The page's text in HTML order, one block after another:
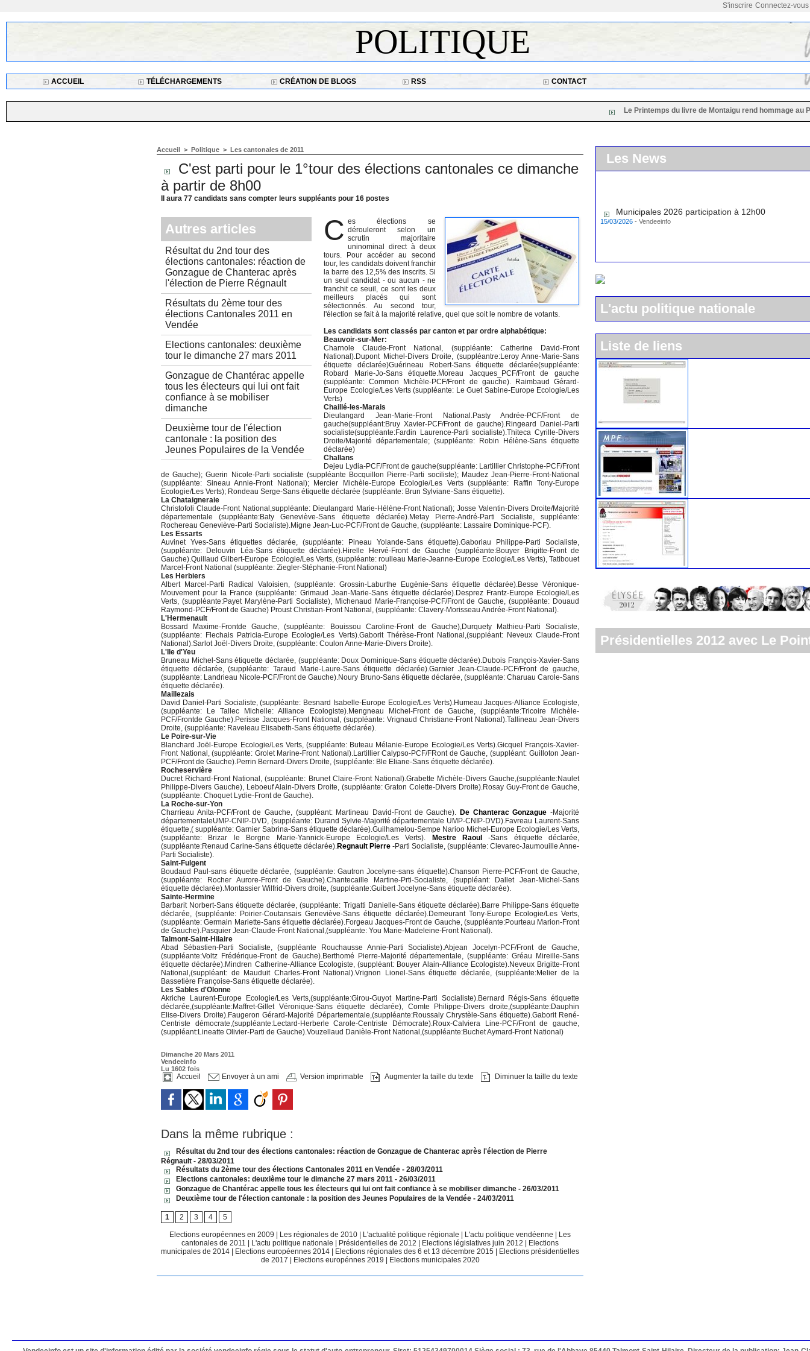
Connectez-vous
S'inscrire
POLITIQUE
ACCUEIL TÉLÉCHARGEMENTS CRÉATION DE BLOGS RSS CONTACT
Le Printemps du livre de Montaigu rend hommage au
Accueil > Politique > Les cantonales de 2011
C'est parti pour le 1°tour des élections cantonales ce dimanche
à partir de 8h00
Il aura 77 candidats sans compter leurs suppléants pour 16 postes
Autres articles
Résultat du 2nd tour des
élections cantonales: réaction de
Gonzague de Chanterac après
l'élection de Pierre Régnault
Résultats du 2ème tour des
élections Cantonales 2011 en
Vendée
Elections cantonales: deuxième
tour le dimanche 27 mars 2011
Gonzague de Chantérac appelle
tous les électeurs qui lui ont fait
confiance à se mobiliser
dimanche
Deuxième tour de l'élection
cantonale : la position des
Jeunes Populaires de la Vendée
C es élections se
dérouleront selon un
scrutin majoritaire
uninominal direct à deux
tours. Pour accéder au second
tour, les candidats doivent franchir
la barre des 12,5% des inscrits. Si
un seul candidat - ou aucun - ne
franchit ce seuil, ce sont les deux
meilleurs placés qui sont
sélectionnés. Au second tour,
l'élection se fait à la majorité relative, quel que soit le nombre de votants.
Les candidats sont classés par canton et par ordre alphabétique:
Beauvoir-sur-Mer:
Charnole Claude-Front National, (suppléante: Catherine David-Front
National).Dupont Michel-Divers Droite, (suppléantre:Leroy Anne-Marie-Sans
étiquette déclarée)Guérineau Robert-Sans étiquette déclarée(suppléante:
Robard Marie-Jo-Sans étiquette.Moreau Jacques_PCF/Front de gauche
(suppléante: Common Michèle-PCF/Front de gauche). Raimbaud Gérard-
Europe Ecologie/Les Verts (suppléante: Le Guet Sabine-Europe Ecologie/Les
Verts)
Chaillé-les-Marais
Dieulangard Jean-Marie-Front National.Pasty Andrée-PCF/Front de
gauche(suppléant:Bruy Xavier-PCF/Front de gauche).Ringeard Daniel-Parti
socialiste(suppléante:Fardin Laurence-Parti socialiste).Thiteca Cyrille-Divers
Droite/Majorité départementale; (suppléante: Robin Hélène-Sans étiquette
déclarée)
Challans
Dejeu Lydia-PCF/Front de gauche(suppléante: Lartillier Christophe-PCF/Front
de Gauche); Guerin Nicole-Parti socialiste (suppléante Bocquillon Pierre-Parti sociliste); Maudez Jean-Pierre-Front-National
(suppléante: Sineau Annie-Front National); Mercier Michèle-Europe Ecologie/Les Verts (suppléante: Raffin Tony-Europe
Ecologie/Les Verts); Rondeau Serge-Sans étiquette déclarée (suppléante: Brun Sylviane-Sans étiquette).
La Chataigneraie
Christofoli Claude-Front National,suppléante: Dieulangard Marie-Hélène-Front National); Josse Valentin-Divers Droite/Majorité
départementale (suppléante:Baty Geneviève-Sans étiquette déclarée).Metay Pierre-André-Parti Socialiste, suppléante:
Rochereau Geneviève-Parti Socialiste).Migne Jean-Luc-PCF/Front de Gauche, (suppléante: Lassaire Dominique-PCF).
Les Essarts
Auvinet Yves-Sans étiquettes déclarée, (suppléante: Pineau Yolande-Sans étiquette).Gaboriau Philippe-Parti Socialiste,
(suppléante: Delouvin Léa-Sans étiquette déclarée).Hirelle Hervé-Front de Gauche (suppléante:Bouyer Brigitte-Front de
Gauche).Quillaud Gilbert-Europe Ecologie/Les Verts, (suppléante: roulleau Marie-Jeanne-Europe Ecologie/Les Verts), Tatibouet
Marcel-Front National (suppléante: Ziegler-Stéphanie-Front National)
Les Herbiers
Albert Marcel-Parti Radical Valoisien, (suppléante: Grossin-Laburthe Eugènie-Sans étiquette déclarée).Besse Véronique-
Mouvement pour la France (suppléante: Grimaud Jean-Marie-Sans étiquette déclarée).Desprez Frantz-Europe Ecologie/Les
Verts, (suppléante:Payet Marylène-Parti Socialiste), Michenaud Marie-Françoise-PCF/Front de Gauche, (suppléante: Douaud
Raymond-PCF/Front de Gauche) Proust Christian-Front National, (suppléante: Clavery-Morisseau Andrée-Front National).
L'Hermenault
Bossard Maxime-Frontde Gauche, (suppléante: Bouissou Caroline-Front de Gauche),Durquety Mathieu-Parti Socialiste,
(suppléante: Flechais Patricia-Europe Ecologie/Les Verts).Gaborit Thérèse-Front National,(suppléant: Neveux Claude-Front
National).Sarlot Joël-Divers Droite, (suppléante: Coulon Anne-Marie-Divers Droite).
L'Ile d'Yeu
Bruneau Michel-Sans étiquette déclarée, (suppléante: Doux Dominique-Sans étiquette déclarée).Dubois François-Xavier-Sans
étiquette déclarée, (suppléante: Taraud Marie-Laure-Sans étiquette déclarée).Garnier Jean-Claude-PCF/Front de gauche,
(suppléante: Landrieau Nicole-PCF/Front de Gauche).Noury Bruno-Sans étiquette déclarée, (suppléante: Charuau Carole-Sans
étiquette déclarée).
Maillezais
David Daniel-Parti Socialiste, (suppléante: Besnard Isabelle-Europe Ecologie/Les Verts).Humeau Jacques-Alliance Ecologiste,
(suppléante: Le Tallec Michelle: Alliance Ecologiste).Mengneau Michel-Front de Gauche, (suppléante:Tricoire Michèle-
PCF/Frontde Gauche).Perisse Jacques-Front National, (suppléante: Vrignaud Christiane-Front National).Tallineau Jean-Divers
Droite, (suppléante: Raveleau Elisabeth-Sans étiquette déclarée).
Le Poire-sur-Vie
Blanchard Joël-Europe Ecologie/Les Verts, (suppléante: Buteau Mélanie-Europe Ecologie/Les Verts).Gicquel François-Xavier-
Front National, (suppléante: Grolet Marine-Front National).Lartillier Calypso-PCF/FRont de Gauche, (suppléant: Guilloton Jean-
PCF/Front de Gauche).Perrin Bernard-Divers Droite, (suppléante: Ble Eliane-Sans étiquette déclarée).
Rocheservière
Ducret Richard-Front National, (suppléante: Brunet Claire-Front National).Grabette Michèle-Divers Gauche,(suppléante:Naulet
Philippe-Divers Gauche), Leboeuf Alain-Divers Droite, (suppléante: Graton Colette-Divers Droite).Rosay Guy-Front de Gauche,
(suppléante: Choquet Lydie-Front de Gauche).
La Roche-sur-Yon
Charrieau Anita-PCF/Front de Gauche, (suppléant: Martineau David-Front de Gauche). De Chanterac Gonzague -Majorité
départementaleUMP-CNIP-DVD, (suppléante: Durand Sylvie-Majorité départementale UMP-CNIP-DVD).Favreau Laurent-Sans
étiquette,( suppléante: Garnier Sabrina-Sans étiquette déclarée).Guilhamelou-Sempe Narioo Michel-Europe Ecologie/Les Verts,
(suppléante: Brizar le Borgne Marie-Yannick-Europe Ecologie/Les Verts). Mestre Raoul
-Sans étiquette déclarée,
(suppléante:Renaud Carine-Sans étiquette déclarée).Regnault Pierre -Parti Socialiste, (suppléante: Clevarec-Jaumouille Anne-
Parti Socialiste).
Saint-Fulgent
Boudaud Paul-sans étiquette déclarée, (suppléante: Gautron Jocelyne-sans étiquette).Chanson Pierre-PCF/Front de Gauche,
(suppléante: Rocher Aurore-Front de Gauche).Chantecaille Martine-Prti-Socialiste, (suppléant: Dallet Jean-Michel-Sans
étiquette déclarée).Montassier Wilfrid-Divers droite, (suppléante:Guibert Jocelyne-Sans étiquette déclarée).
Sainte-Hermine
Barbarit Norbert-Sans étiquette déclarée, (suppléante: Trigatti Danielle-Sans étiquette déclarée).Barre Philippe-Sans étiquette
déclarée, (suppléante: Poirier-Coutansais Geneviève-Sans étiquette déclarée).Demeurant Tony-Europe Ecologie/Les Verts,
(suppléante: Germain Mariette-Sans étiquette déclarée).Forgeau Jacques-Front de Gauche, (suppléante:Pourteau Marion-Front
de Gauche).Pasquier Jean-Claude-Front National,(suppléante: You Marie-Madeleine-Front National).
Talmont-Saint-Hilaire
Abad Sébastien-Parti Socialiste, (suppléante Rouchausse Annie-Parti Socialiste).Abjean Jocelyn-PCF/Front de Gauche,
(suppléante:Voltz Frédérique-Front de Gauche).Berthomé Pierre-Majorité départementale, (suppléante: Gréau Mireille-Sans
étiquette déclarée).Mindren Catherine-Alliance Ecologiste, (suppléant: Bouyer Alain-Alliance Ecologiste).Neveux Brigitte-Front
National,(suppléant: de Mauduit Charles-Front National).Vrignon Lionel-Sans étiquette déclarée, (suppléante:Melier de la
Bassetière Françoise-Sans étiquette déclarée).
Les Sables d'Olonne
Akriche Laurent-Europe Ecologie/Les Verts,(suppléante:Girou-Guyot Martine-Parti Socialiste).Bernard Régis-Sans étiquette
déclarée,(suppléante:Maffret-Gillet Véronique-Sans étiquette déclarée), Comte Philippe-Divers droite,(suppléante:Dauphin
Elise-Divers Droite).Faugeron Gérard-Majorité Départementale,(suppléante:Roussaly Chrystèle-Sans étiquette).Gaborit René-
Centriste démocrate,(suppléante:Lectard-Herberle Carole-Centriste Démocrate).Roux-Calviera Line-PCF/Front de gauche,
(suppléant:Lineatte Olivier-Parti de Gauche).Vouzellaud Danièle-Front National,(suppléante:Buchet Aymard-Front National)
Dimanche 20 Mars 2011
Vendeeinfo
Lu 1602 fois
Accueil Envoyer à un ami Version imprimable Augmenter la taille du texte Diminuer la taille du texte
Dans la même rubrique :
Résultat du 2nd tour des élections cantonales: réaction de Gonzague de Chanterac après l'élection de Pierre
Régnault- 28/03/2011
Résultats du 2ème tour des élections Cantonales 2011 en Vendée - 28/03/2011
Elections cantonales: deuxième tour le dimanche 27 mars 2011 - 26/03/2011
Gonzague de Chantérac appelle tous les électeurs qui lui ont fait confiance à se mobiliser dimanche - 26/03/2011
Deuxième tour de l'élection cantonale : la position des Jeunes Populaires de la Vendée - 24/03/2011
1 2 3 4 5
Elections européennes en 2009 Les régionales de 2010 L'actualité politique régionale L'actu politique vendéenne
Les
cantonales de 2011
L'actu politique nationale Présidentielles de 2012 Elections législatives juin 2012
Elections
municipales de 2014
Elections européennes 2014 Elections régionales des 6 et 13 décembre 2015
Elections présidentielles
de 2017
Elections europénnes 2019 Elections municipales 2020
Les News
15/03/2026 -Vendeeinfo
L'actu politique nationale
Liste de liens
Présidentielles 2012 avec Le